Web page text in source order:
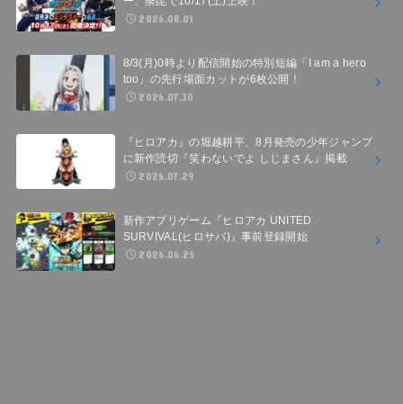
2026.08.01
8/3(月)0時より配信開始の特別短編「I am a hero
too」の先行場面カットが6枚公開！
2026.07.30
『ヒロアカ』の堀越耕平、8月発売の少年ジャンプ
に新作読切『笑わないでよ しじまさん』掲載
2026.07.29
新作アプリゲーム『ヒロアカ UNITED
SURVIVAL(ヒロサバ)』事前登録開始
2026.06.25